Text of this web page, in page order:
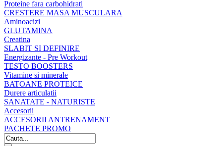
Proteine fara carbohidrati
CRESTERE MASA MUSCULARA
Aminoacizi
GLUTAMINA
Creatina
SLABIT SI DEFINIRE
Energizante - Pre Workout
TESTO BOOSTERS
Vitamine si minerale
BATOANE PROTEICE
Durere articulatii
SANATATE - NATURISTE
Accesorii
ACCESORII ANTRENAMENT
PACHETE PROMO